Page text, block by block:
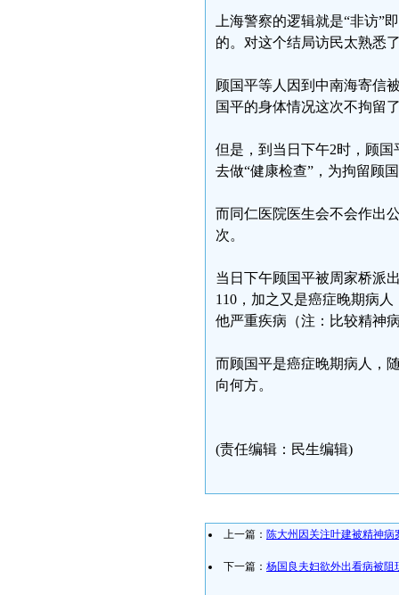
上海警察的逻辑就是“非访”
的。对这个结局访民太熟悉
顾国平等人因到中南海寄信
国平的身体情况这次不拘留
但是，到当日下午2时，顾
去做“健康检查”，为拘留顾
而同仁医院医生会不会作出
次。
当日下午顾国平被周家桥派
110，加之又是癌症晚期病
他严重疾病（注：比较精神
而顾国平是癌症晚期病人，
向何方。
(责任编辑：民生编辑)
上一篇： 陈大州因关注叶建被精神病
下一篇： 杨国良夫妇欲外出看病被阻